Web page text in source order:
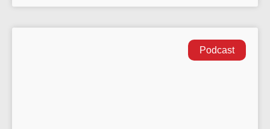
Podcast